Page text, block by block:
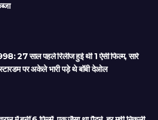
27 साल पहले रिलीज हुई थी 1 ऐसी फिल्म, सारे
पर अकेले भारी पड़े थे बॉबी देओल